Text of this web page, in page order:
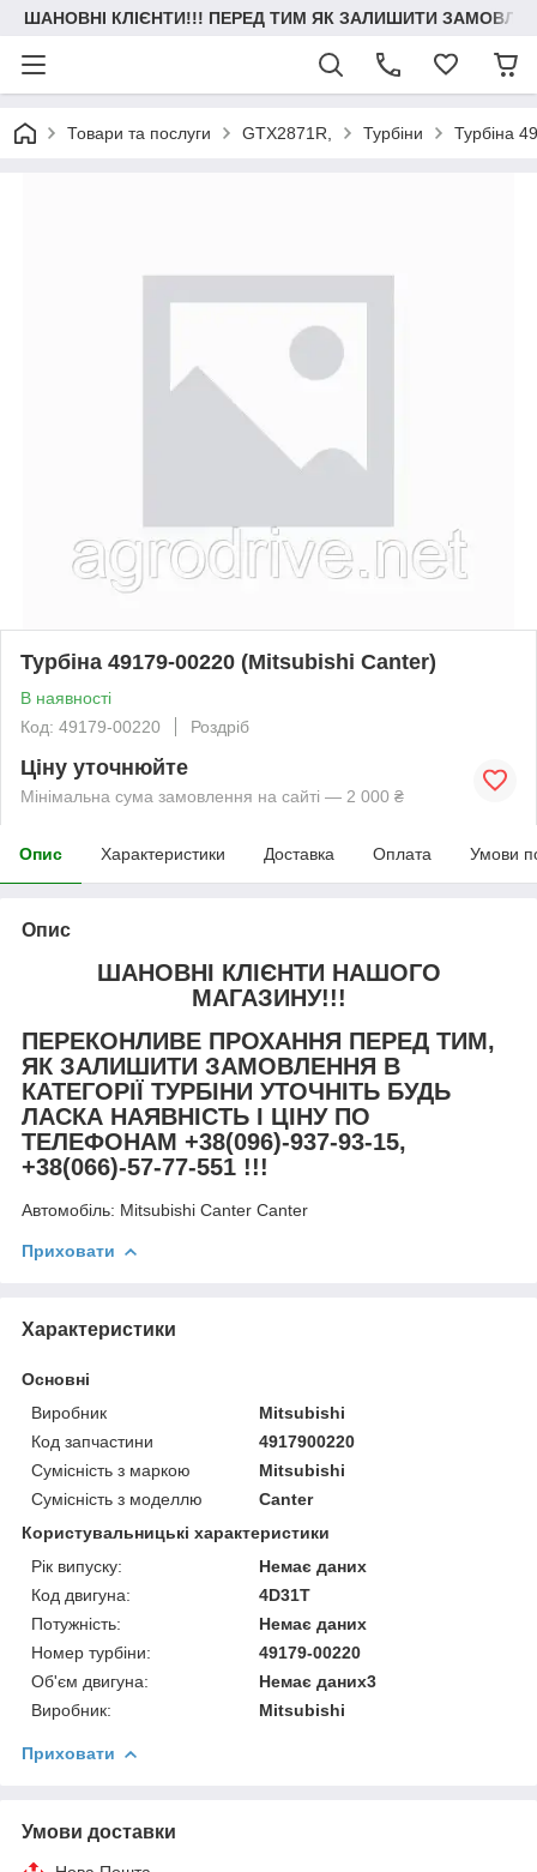
ШАНОВНІ КЛІЄНТИ!!! ПЕРЕД ТИМ ЯК ЗАЛИШИТИ
Товари та послуги GTX2871R, Турбіни Турбіна
Турбіна 49179-00220 (Mitsubishi Canter)
В наявності
Код: 49179-00220
Роздріб
Ціну уточнюйте
Мінімальна сума замовлення на сайті — 2 000 ₴
Опис Характеристики Доставка Оплата Умови
Опис
ШАНОВНІ КЛІЄНТИ НАШОГО
МАГАЗИНУ!!!
ПЕРЕКОНЛИВЕ ПРОХАННЯ ПЕРЕД ТИМ,
ЯК ЗАЛИШИТИ ЗАМОВЛЕННЯ В
КАТЕГОРІЇ ТУРБІНИ УТОЧНІТЬ БУДЬ
ЛАСКА НАЯВНІСТЬ І ЦІНУ ПО
ТЕЛЕФОНАМ +38(096)-937-93-15,
+38(066)-57-77-551 !!!
Автомобіль: Mitsubishi Canter Canter
Приховати
Характеристики
Основні
Виробник
Mitsubishi
Код запчастини
4917900220
Сумісність з маркою
Mitsubishi
Сумісність з моделлю
Canter
Користувальницькі характеристики
Рік випуску:
Немає даних
Код двигуна:
4D31T
Потужність:
Немає даних
Номер турбіни:
49179-00220
Об'єм двигуна:
Немає даних3
Виробник:
Mitsubishi
Приховати
Умови доставки